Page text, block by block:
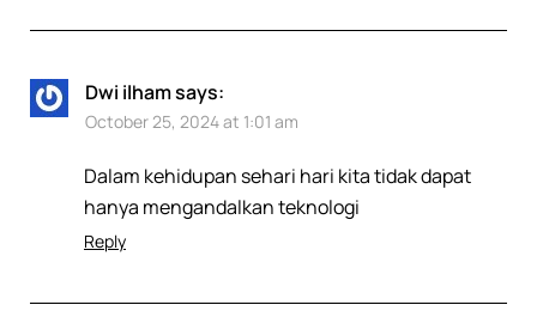
Dwi ilhamsays:
October 25, 2024 at 1:01 am
Dalam kehidupan sehari hari kita tidak dapat
hanya mengandalkan teknologi
Reply